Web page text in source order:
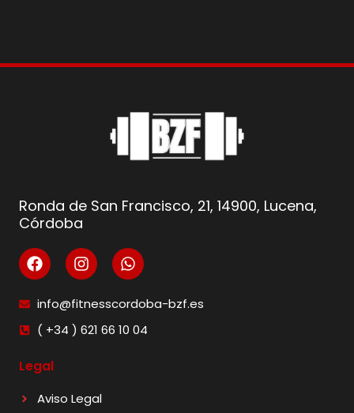
Ronda de San Francisco, 21, 14900, Lucena,
Córdoba
info@fitnesscordoba-bzf.es
( +34 ) 621 66 10 04
Legal
Aviso Legal